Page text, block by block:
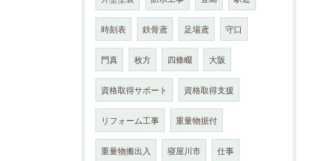
時刻表 鉄骨鳶 足場鳶 守口
門真 枚方 四條畷 大阪
資格取得サポート 資格取得支援
リフォーム工事 重量物据付
重量物搬出入 寝屋川市 仕事